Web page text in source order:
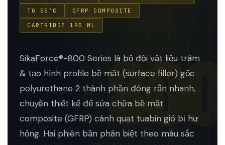
800
TG 55°C GFRP COMPOSITE
CARTRIDGE 195 ML
SikaForce®-800 Series là bộ đôi vật liệu trám
& tạo hình profile bề mặt (surface filler) gốc
polyurethane 2 thành phần đóng rắn nhanh,
chuyên thiết kế để sửa chữa bề mặt
composite (GFRP) cánh quạt tuabin gió bị hư
hỏng. Hai phiên bản phân biệt theo màu sắc